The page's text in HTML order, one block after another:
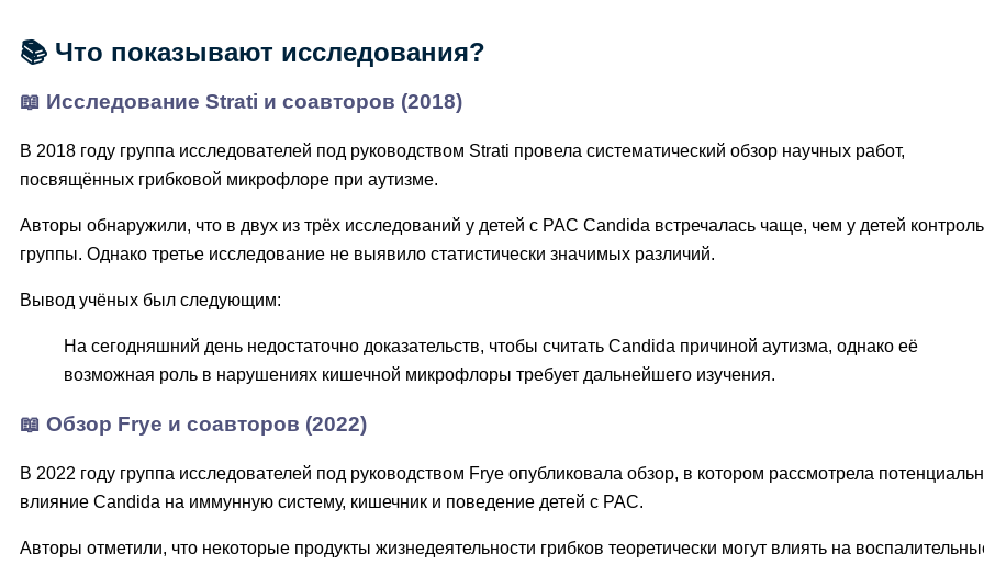
📚 Что показывают исследования?
📖 Исследование Strati и соавторов (2018)
В 2018 году группа исследователей под руководством Strati провела систематический обзор научных работ,
посвящённых грибковой микрофлоре при аутизме.
Авторы обнаружили, что в двух из трёх исследований у детей с РАС Candida встречалась чаще, чем у детей
группы. Однако третье исследование не выявило статистически значимых различий.
Вывод учёных был следующим:
На сегодняшний день недостаточно доказательств, чтобы считать Candida причиной аутизма, однако её
возможная роль в нарушениях кишечной микрофлоры требует дальнейшего изучения.
📖 Обзор Frye и соавторов (2022)
В 2022 году группа исследователей под руководством Frye опубликовала обзор, в котором рассмотрела
влияние Candida на иммунную систему, кишечник и поведение детей с РАС.
Авторы отметили, что некоторые продукты жизнедеятельности грибков теоретически могут влиять на